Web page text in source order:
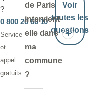
?
0 800 20 60 10
Service
et
appel
gratuits
Voir
toutes les
questions
de Paris
intervient-
elle dans
ma
commune
?